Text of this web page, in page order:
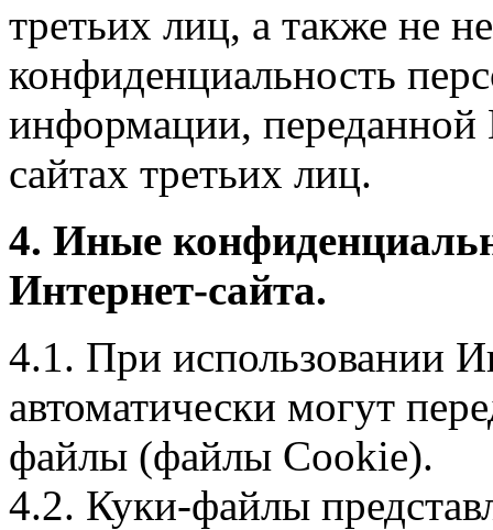
третьих лиц, а также не
конфиденциальность
информации, переданной
сайтах третьих лиц.
4. Иные
Интернет-сайта.
4.1. При использовании
автоматически могут
файлы (файлы Cookie).
4.2. Куки-файлы